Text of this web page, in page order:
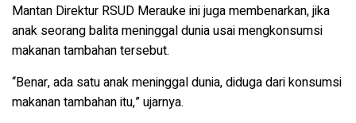
Mantan Direktur RSUD Merauke ini juga membenarkan, jika
anak seorang balita meninggal dunia usai mengkonsumsi
makanan tambahan tersebut.
“Benar, ada satu anak meninggal dunia, diduga dari konsumsi
makanan tambahan itu,” ujarnya.